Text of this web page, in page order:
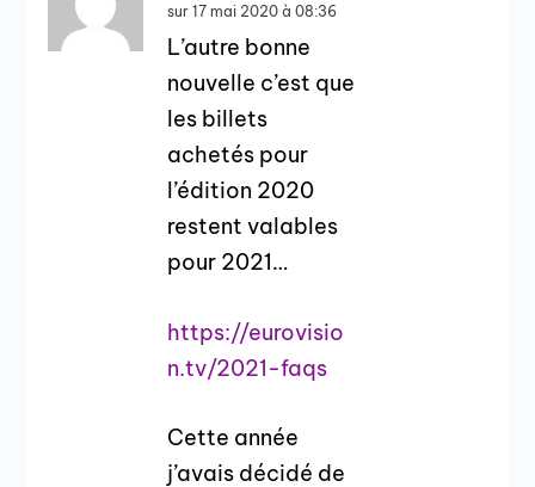
sur 17 mai 2020 à 08:36
L’autre bonne
nouvelle c’est que
les billets
achetés pour
l’édition 2020
restent valables
pour 2021…
https://eurovisio
n.tv/2021-faqs
Cette année
j’avais décidé de